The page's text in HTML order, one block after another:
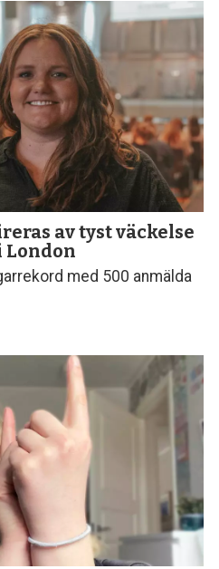
av tyst väckelse
London
med 500 anmälda